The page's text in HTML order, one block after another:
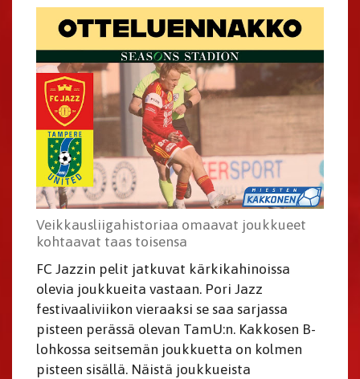
Veikkausliigahistoriaa omaavat joukkueet
kohtaavat taas toisensa
FC Jazzin pelit jatkuvat kärkikahinoissa
olevia joukkueita vastaan. Pori Jazz
festivaaliviikon vieraaksi se saa sarjassa
pisteen perässä olevan TamU:n. Kakkosen B-
lohkossa seitsemän joukkuetta on kolmen
pisteen sisällä. Näistä joukkueista